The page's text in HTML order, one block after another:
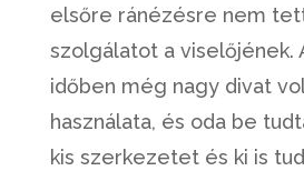
elsőre ránézésre nem
szolgálatot a viselőjének.
időben még nagy divat
használata, és oda be
kis szerkezetet és ki is